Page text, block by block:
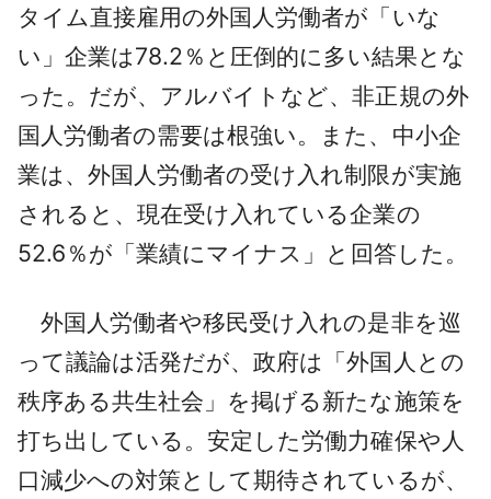
タイム直接雇用の外国人労働者が「いな
い」企業は78.2％と圧倒的に多い結果とな
った。だが、アルバイトなど、非正規の外
国人労働者の需要は根強い。また、中小企
業は、外国人労働者の受け入れ制限が実施
されると、現在受け入れている企業の
52.6％が「業績にマイナス」と回答した。
外国人労働者や移民受け入れの是非を巡
って議論は活発だが、政府は「外国人との
秩序ある共生社会」を掲げる新たな施策を
打ち出している。安定した労働力確保や人
口減少への対策として期待されているが、